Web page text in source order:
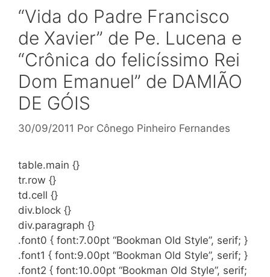
“Vida do Padre Francisco
de Xavier” de Pe. Lucena e
“Crônica do felicíssimo Rei
Dom Emanuel” de DAMIÃO
DE GÓIS
30/09/2011 Por Cônego Pinheiro Fernandes
table.main {}
tr.row {}
td.cell {}
div.block {}
div.paragraph {}
.font0 { font:7.00pt “Bookman Old Style”, serif; }
.font1 { font:9.00pt “Bookman Old Style”, serif; }
.font2 { font:10.00pt “Bookman Old Style”, serif;